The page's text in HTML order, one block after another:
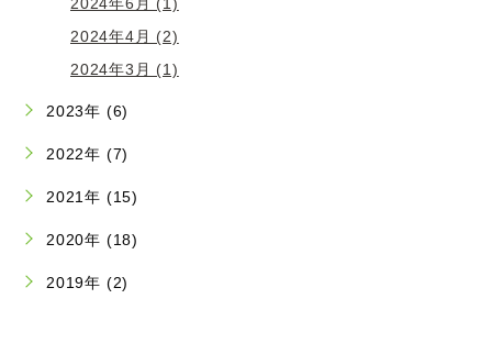
2024年4月 (2)
2024年3月 (1)
2023年 (6)
2022年 (7)
2021年 (15)
2020年 (18)
2019年 (2)